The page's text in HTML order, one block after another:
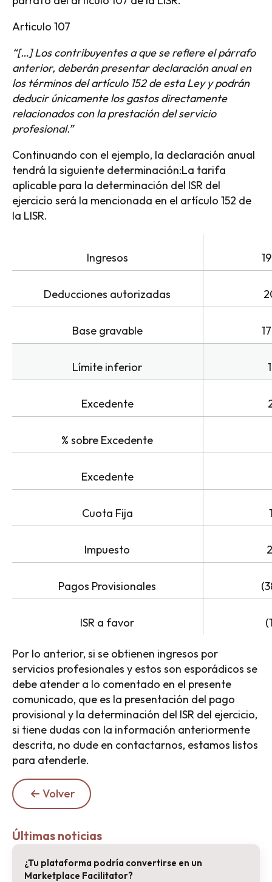
Articulo 107
“[…]Los contribuyentes a que se refiere el párrafo
anterior, deberán presentar declaración anual en
los términos del artículo 152 de esta Ley y podrán
deducir únicamente los gastos directamente
relacionados con la prestación del servicio
profesional.”
Continuando con el ejemplo, la declaración anual
tendrá la siguiente determinación:La tarifa
aplicable para la determinación del ISR del
ejercicio será la mencionada en el artículo 152 de
la LISR.
Ingresos
Deducciones autorizadas
Base gravable
Límite inferior
Excedente
% sobre Excedente
Excedente
Cuota Fija
Impuesto
Pagos Provisionales
ISR a favor
Por lo anterior, si se obtienen ingresos por
servicios profesionales y estos son esporádicos se
debe atender a lo comentado en el presente
comunicado, que es la presentación del pago
provisional y la determinación del ISR del ejercicio,
si tiene dudas con la información anteriormente
descrita, no dude en contactarnos, estamos listos
para atenderle.
Volver
Últimas noticias
¿Tu plataforma podría convertirse en un
Marketplace Facilitator?